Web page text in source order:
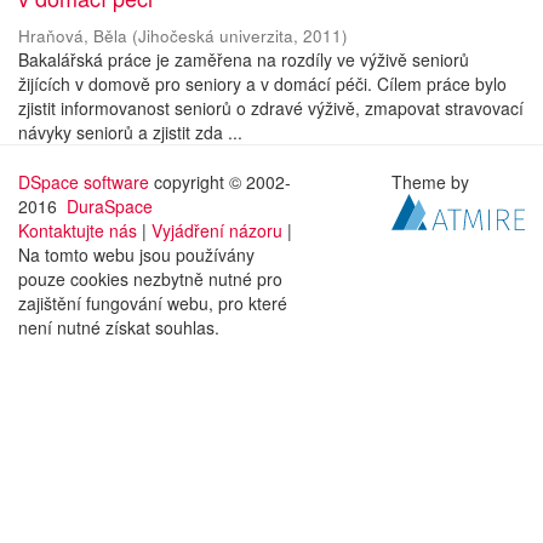
Hraňová, Běla (Jihočeská univerzita, 2011)
Bakalářská práce je zaměřena na rozdíly ve výživě seniorů
žijících v domově pro seniory a v domácí péči. Cílem práce bylo
zjistit informovanost seniorů o zdravé výživě, zmapovat stravovací
návyky seniorů a zjistit zda ...
DSpace software copyright © 2002-
2016 DuraSpace
Kontaktujte nás | Vyjádření názoru |
Na tomto webu jsou používány
pouze cookies nezbytně nutné pro
zajištění fungování webu, pro které
není nutné získat souhlas.
Theme by